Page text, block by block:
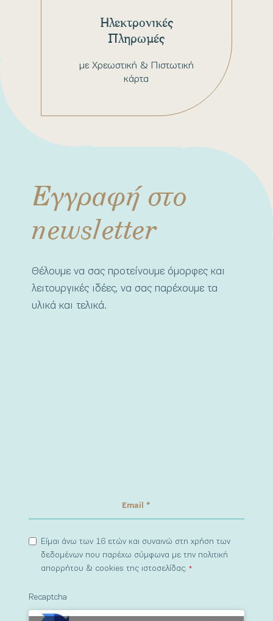
με Χρεωστική & Πιστωτική
κάρτα
Ηλεκτρονικές
Πληρωμές
Εγγραφή στο
newsletter
Θέλουμε να σας προτείνουμε όμορφες και
λειτουργικές ιδέες, να σας παρέχουμε τα
υλικά και τελικά.
Είμαι άνω των 16 ετών και συναινώ στη χρήση των
δεδομένων που παρέχω σύμφωνα με την πολιτική
απορρήτου & cookies της ιστοσελίδας.*
Recaptcha